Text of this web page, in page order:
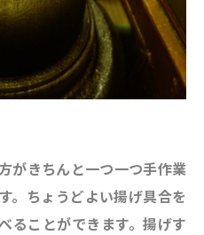
がきちんと一つ一つ手作業
。ちょうどよい揚げ具合を
ることができます。揚げす